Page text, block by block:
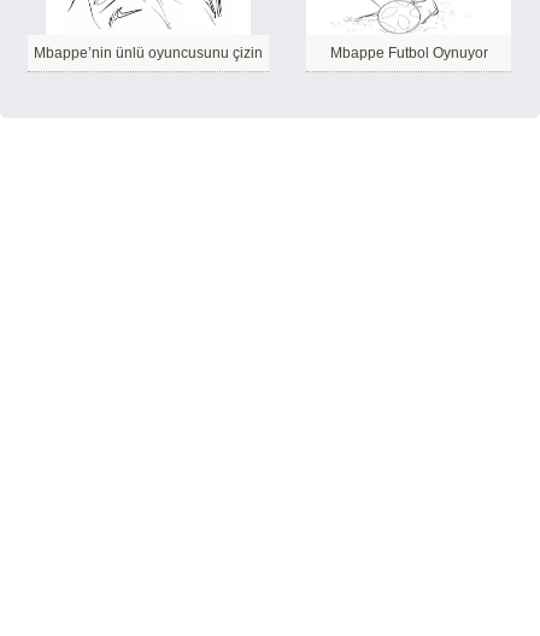
Mbappe’nin ünlü oyuncusunu çizin Mbappe Futbol Oynuyor